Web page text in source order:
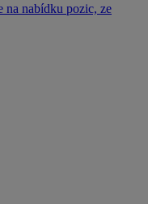
na nabídku pozic, ze